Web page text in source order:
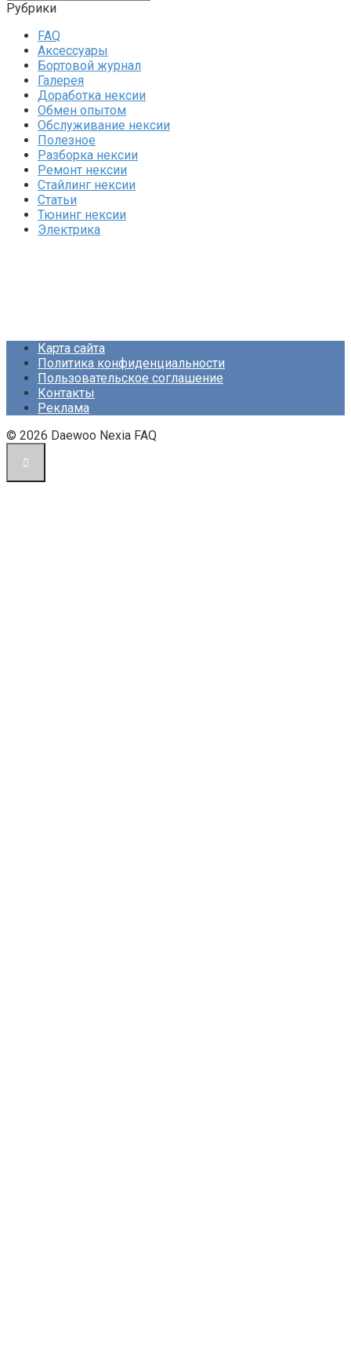
Рубрики
FAQ
Аксессуары
Бортовой журнал
Галерея
Доработка нексии
Обмен опытом
Обслуживание нексии
Полезное
Разборка нексии
Ремонт нексии
Стайлинг нексии
Статьи
Тюнинг нексии
Электрика
Карта сайта
Политика конфиденциальности
Пользовательское соглашение
Контакты
Реклама
© 2026 Daewoo Nexia FAQ